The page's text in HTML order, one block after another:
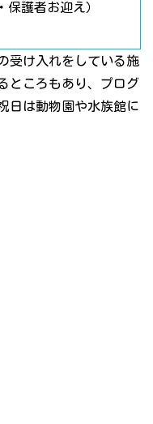
保護者お迎え）
受け入れをしている施
ところもあり、プログ
日は動物園や水族館に